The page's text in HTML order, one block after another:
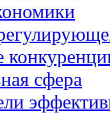
сфера